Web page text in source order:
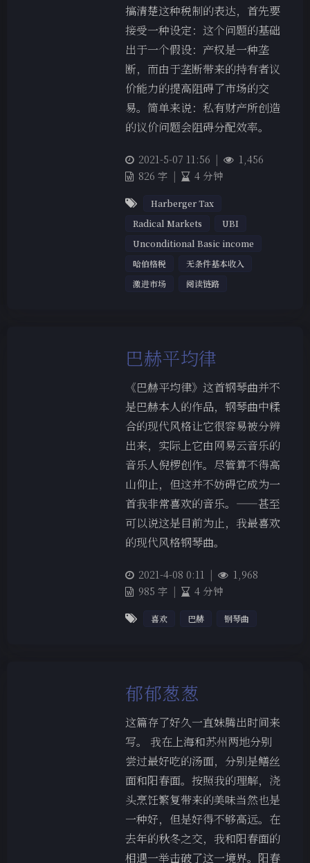
搞清楚这种税制的表达，首先要
接受一种设定：这个问题的基础
出于一个假设：产权是一种垄
断，而由于垄断带来的持有者议
价能力的提高阻碍了市场的交
易。简单来说：私有财产所创造
的议价问题会阻碍分配效率。
2021-5-07 11:56 |
1,456
826 字 | 4 分钟
Harberger Tax
Radical Markets
UBI
Unconditional Basic income
哈伯格税
无条件基本收入
激进市场
阅读链路
巴赫平均律
《巴赫平均律》这首钢琴曲并不
是巴赫本人的作品，钢琴曲中糅
合的现代风格让它很容易被分辨
出来，实际上它由网易云音乐的
音乐人倪椤创作。尽管算不得高
山仰止，但这并不妨碍它成为一
首我非常喜欢的音乐。——甚至
可以说这是目前为止，我最喜欢
的现代风格钢琴曲。
2021-4-08 0:11 |
1,968
985 字 | 4 分钟
喜欢 巴赫 钢琴曲
郁郁葱葱
这篇存了好久一直妹腾出时间来
写。 我在上海和苏州两地分别
尝过最好吃的汤面，分别是鳝丝
面和阳春面。按照我的理解，浇
头烹饪繁复带来的美味当然也是
一种好，但是好得不够高远。在
去年的秋冬之交，我和阳春面的
相遇一举击破了这一境界。阳春